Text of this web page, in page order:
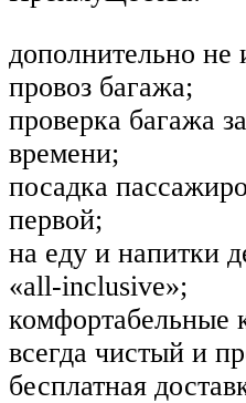
дополнительно не
провоз багажа;
проверка багажа
времени;
посадка
первой;
на еду и напитки
«all-inclusive»;
комфортабельные
всегда чистый и
бесплатная